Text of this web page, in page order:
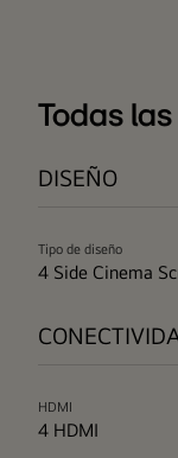
Todas
DISEÑO
Tipo de diseño
4 Side Cinema
HDMI
4 HDMI